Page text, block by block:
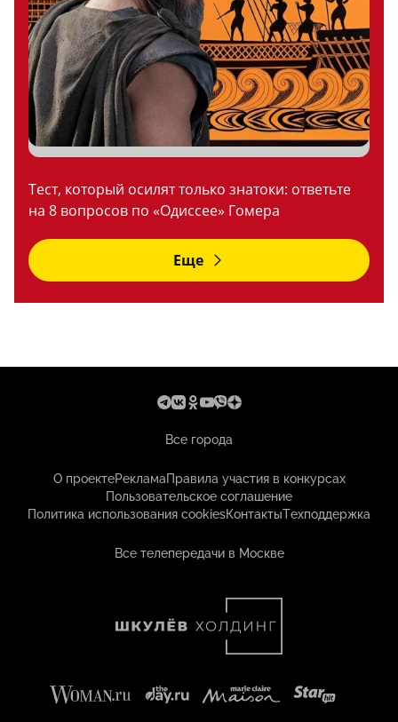
Тест, который осилят только знатоки: ответьте
на 8 вопросов по «Одиссее» Гомера
Еще
Все города
О проектеРекламаПравила участия в конкурсах
Пользовательское соглашение
Политика использования cookiesКонтактыТехподдержка
Все телепередачи в Москве